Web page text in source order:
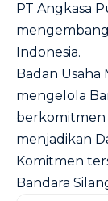
PT Angkasa
Indonesia.
Badan Usaha
mengelola
berkomitmen
menjadikan
Komitmen
Bandara